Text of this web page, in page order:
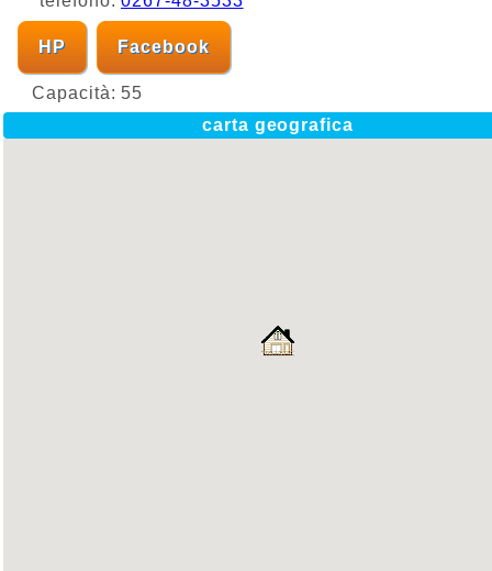
HP Facebook
Capacità: 55
carta geografica